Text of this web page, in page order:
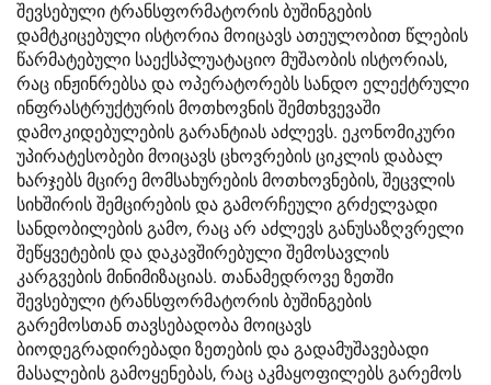
შევსებული ტრანსფორმატორის ბუშინგების
დამტკიცებული ისტორია მოიცავს ათეულობით წლების
წარმატებული საექსპლუატაციო მუშაობის ისტორიას,
რაც ინჟინრებსა და ოპერატორებს სანდო ელექტრული
ინფრასტრუქტურის მოთხოვნის შემთხვევაში
დამოკიდებულების გარანტიას აძლევს. ეკონომიკური
უპირატესობები მოიცავს ცხოვრების ციკლის დაბალ
ხარჯებს მცირე მომსახურების მოთხოვნების, შეცვლის
სიხშირის შემცირების და გამორჩეული გრძელვადი
სანდობილების გამო, რაც არ აძლევს განუსაზღვრელი
შეწყვეტების და დაკავშირებული შემოსავლის
კარგვების მინიმიზაციას. თანამედროვე ზეთში
შევსებული ტრანსფორმატორის ბუშინგების
გარემოსთან თავსებადობა მოიცავს
ბიოდეგრადირებადი ზეთების და გადამუშავებადი
მასალების გამოყენებას, რაც აკმაყოფილებს გარემოს